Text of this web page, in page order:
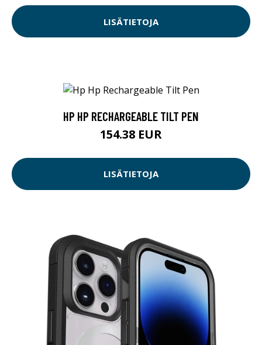
LISÄTIETOJA
HP HP RECHARGEABLE TILT PEN
154.38 EUR
LISÄTIETOJA